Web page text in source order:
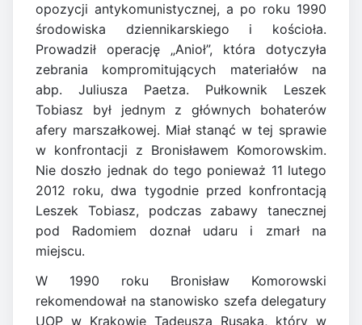
opozycji antykomunistycznej, a po roku 1990
środowiska dziennikarskiego i kościoła.
Prowadził operację „Anioł”, która dotyczyła
zebrania kompromitujących materiałów na
abp. Juliusza Paetza. Pułkownik Leszek
Tobiasz był jednym z głównych bohaterów
afery marszałkowej. Miał stanąć w tej sprawie
w konfrontacji z Bronisławem Komorowskim.
Nie doszło jednak do tego ponieważ 11 lutego
2012 roku, dwa tygodnie przed konfrontacją
Leszek Tobiasz, podczas zabawy tanecznej
pod Radomiem doznał udaru i zmarł na
miejscu.
W 1990 roku Bronisław Komorowski
rekomendował na stanowisko szefa delegatury
UOP w Krakowie Tadeusza Rusaka, który w